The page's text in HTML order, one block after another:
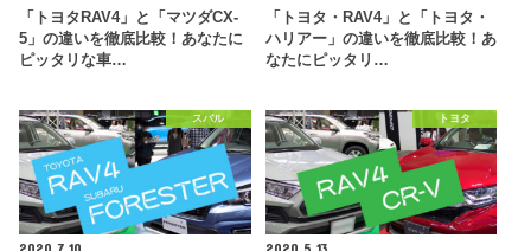
「トヨタRAV4」と「マツダCX-
5」の違いを徹底比較！あなたに
ピッタリな車…
「トヨタ・RAV4」と「トヨタ・
ハリアー」の違いを徹底比較！あ
なたにピッタリ…
スバル
2020.7.10
トヨタ
2020.5.13